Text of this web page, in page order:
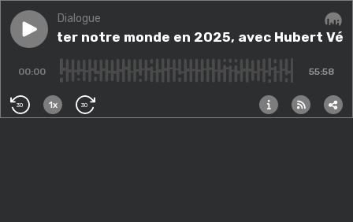
Play episodeDecrypter notre monde en 2025, avec Hubert
Dialogue
Decrypter notre monde en 2025, avec Hubert
00:00 55:58
30 1x 30